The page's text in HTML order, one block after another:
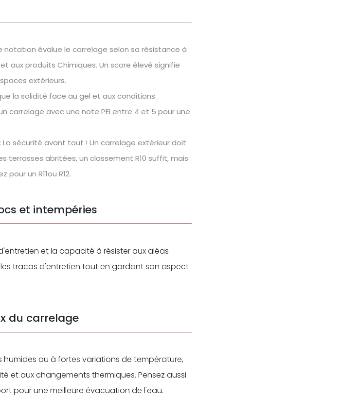
notation évalue le carrelage selon sa résistance à
aux produits Chimiques. Un score élevé signifie
extérieurs.
la solidité face au gel et aux conditions
carrelage avec une note PEI entre 4 et 5 pour une
sécurité avant tout ! Un carrelage extérieur doit
terrasses abritées, un classement R10 suffit, mais
un R11ou R12.
et intempéries
et la capacité à résister aux aléas
tracas d'entretien tout en gardant son aspect
du carrelage
humides ou à fortes variations de température,
et aux changements thermiques. Pensez aussi
pour une meilleure évacuation de l'eau.